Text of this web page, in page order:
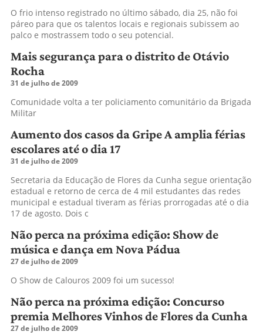
O frio intenso registrado no último sábado, dia 25, não foi
páreo para que os talentos locais e regionais subissem ao
palco e mostrassem todo o seu potencial.
Mais segurança para o distrito de Otávio
Rocha
31 de julho de 2009
Comunidade volta a ter policiamento comunitário da Brigada
Militar
Aumento dos casos da Gripe A amplia férias
escolares até o dia 17
31 de julho de 2009
Secretaria da Educação de Flores da Cunha segue orientação
estadual e retorno de cerca de 4 mil estudantes das redes
municipal e estadual tiveram as férias prorrogadas até o dia
17 de agosto. Dois c
Não perca na próxima edição: Show de
música e dança em Nova Pádua
27 de julho de 2009
O Show de Calouros 2009 foi um sucesso!
Não perca na próxima edição: Concurso
premia Melhores Vinhos de Flores da Cunha
27 de julho de 2009